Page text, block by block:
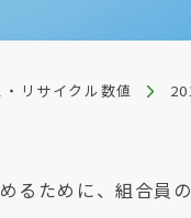
・リサイクル数値
るために、組合員